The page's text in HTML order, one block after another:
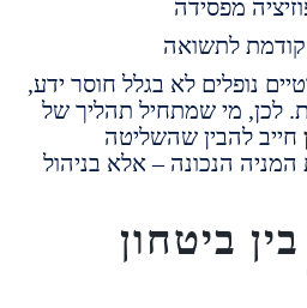
לא בגלל חוסר ידע,
שמתחיל תהליך של
שהשליטה
– אלא בניהול